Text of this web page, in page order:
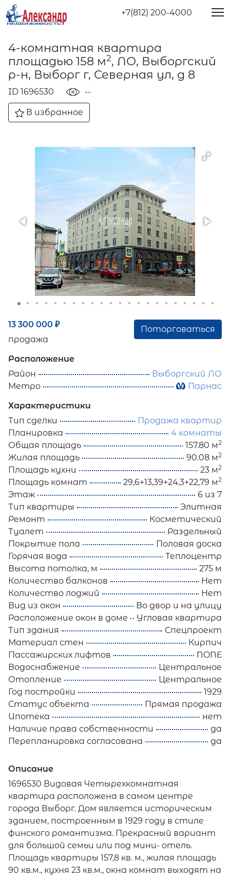
+7(812) 200-4000
4-комнатная квартира
площадью 158 м2, ЛО, Выборгский
р-н, Выборг г, Северная ул, д 8
ID 1696530 --
В избранное
13 300 000 ₽
продажа
Поторговаться
Расположение
Район
Выборгский ЛО
Метро
Парнас
Характеристики
Тип сделки
Продажа квартир
Планировка
4 комнаты
Общая площадь
157.80 м2
Жилая площадь 90.08 м2
Площадь кухни 23 м2
Площадь комнат 29,6+13,39+24,3+22,79 м2
Этаж
6 из 7
Тип квартиры
Элитная
Ремонт
Косметический
Туалет
Раздельный
Покрытие пола
Половая доска
Горячая вода
Теплоцентр
Высота потолка, м
275 м
Количество балконов
Нет
Количество лоджий
Нет
Вид из окон
Во двор и на улицу
Расположение окон в доме
Угловая квартира
Тип здания
Спецпроект
Материал стен
Кирпич
Пассажирских лифтов
NONE
Водоснабжение
Центральное
Отопление
Центральное
Год постройки
1929
Статус объекта
Прямая продажа
Ипотека
нет
Наличие права собственности
да
Перепланировка согласована
да
Описание
1696530 Видовая Четырехкомнатная
квартира расположена в самом центре
города Выборг. Дом является историческим
зданием, построенным в 1929 году в стиле
финского романтизма. Прекрасный вариант
для большой семьи или под мини- отель.
Площадь квартиры 157,8 кв. м., жилая площадь
90 кв.м., кухня 23 кв.м., окна комнат выходят на